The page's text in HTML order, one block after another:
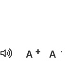
A A